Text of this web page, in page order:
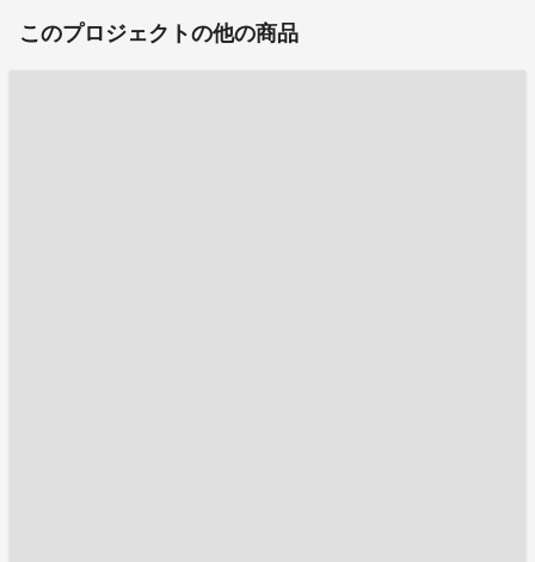
このプロジェクトの他の商品